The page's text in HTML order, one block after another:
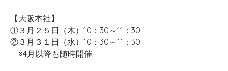
【大阪本社】
①３月２５日（木）10：30～11：30
②３月３１日（水）10：30～11：30
※4月以降も随時開催